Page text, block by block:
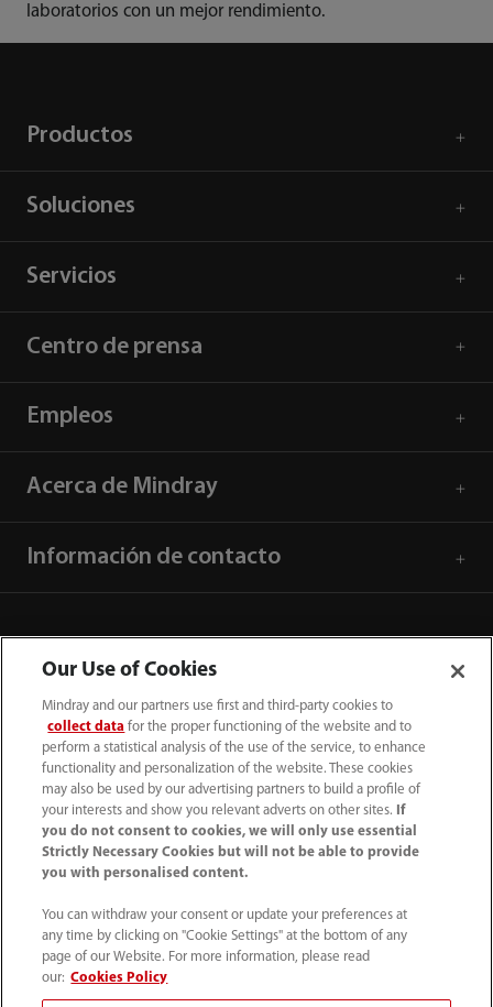
laboratorios con un mejor rendimiento.
Productos
Soluciones
Servicios
Centro de prensa
Empleos
Acerca de Mindray
Información de contacto
52 55 5661 9450
Condiciones de uso｜ Mapa del sitio ｜ Aviso cookies
Aviso de privacidad
Our Use of Cookies
Mindray and our partners use first and third-party cookies to
collect data for the proper functioning of the website and to
perform a statistical analysis of the use of the service, to enhance
functionality and personalization of the website. These cookies
may also be used by our advertising partners to build a profile of
your interests and show you relevant adverts on other sites.
If
you do not consent to cookies, we will only use essential
Strictly Necessary Cookies but will not be able to provide
you with personalised content.
You can withdraw your consent or update your preferences at
any time by clicking on "Cookie Settings" at the bottom of any
page of our Website. For more information, please read
our: Cookies Policy